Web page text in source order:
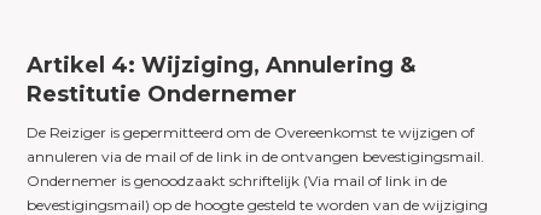
Artikel 4: Wijziging, Annulering &
Restitutie Ondernemer
De Reiziger is gepermitteerd om de Overeenkomst te wijzigen of
annuleren via de mail of de link in de ontvangen bevestigingsmail.
Ondernemer is genoodzaakt schriftelijk (Via mail of link in de
bevestigingsmail) op de hoogte gesteld te worden van de wijziging